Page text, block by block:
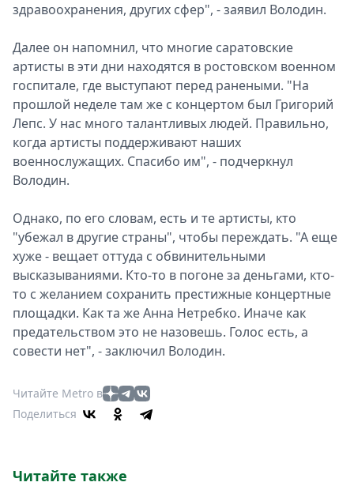
здравоохранения, других сфер", - заявил Володин.
Далее он напомнил, что многие саратовские
артисты в эти дни находятся в ростовском военном
госпитале, где выступают перед ранеными. "На
прошлой неделе там же с концертом был Григорий
Лепс. У нас много талантливых людей. Правильно,
когда артисты поддерживают наших
военнослужащих. Спасибо им", - подчеркнул
Володин.
Однако, по его словам, есть и те артисты, кто
"убежал в другие страны", чтобы переждать. "А еще
хуже - вещает оттуда с обвинительными
высказываниями. Кто-то в погоне за деньгами, кто-
то с желанием сохранить престижные концертные
площадки. Как та же Анна Нетребко. Иначе как
предательством это не назовешь. Голос есть, а
совести нет", - заключил Володин.
Читайте Metro в
Поделиться
Читайте также